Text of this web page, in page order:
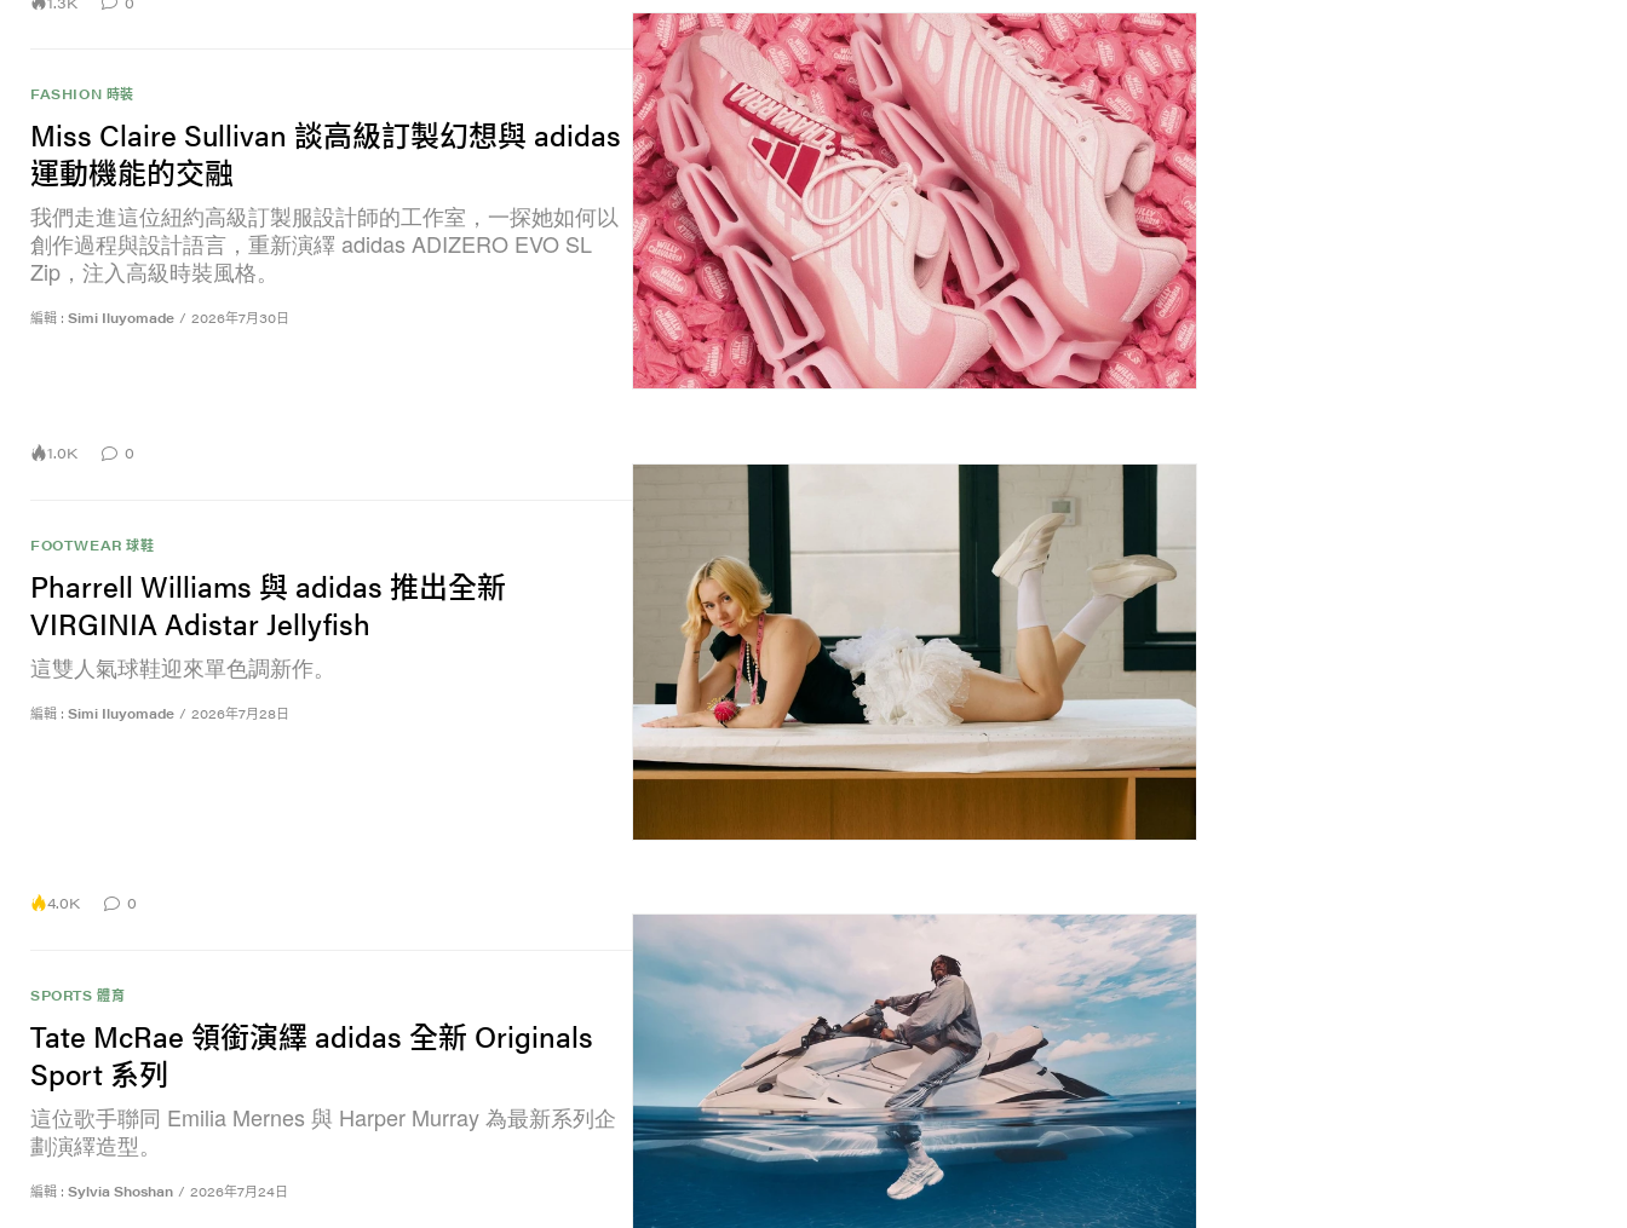
FASHION 時裝
Miss Claire Sullivan 談高級訂製幻想與 adidas
運動機能的交融
我們走進這位紐約高級訂製服設計師的工作室，一探她如何以
創作過程與設計語言，重新演繹 adidas ADIZERO EVO SL
Zip，注入高級時裝風格。
編輯 : Simi Iluyomade / 2026年7月30日
1.0K 0
FOOTWEAR 球鞋
Pharrell Williams 與 adidas 推出全新
VIRGINIA Adistar Jellyfish
這雙人氣球鞋迎來單色調新作。
編輯 : Simi Iluyomade / 2026年7月28日
4.0K 0
SPORTS 體育
Tate McRae 領銜演繹 adidas 全新 Originals
Sport 系列
這位歌手聯同 Emilia Mernes 與 Harper Murray 為最新系列企
劃演繹造型。
編輯 : Sylvia Shoshan / 2026年7月24日